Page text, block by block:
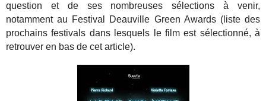
question et de ses nombreuses sélections à venir,
notamment au Festival Deauville Green Awards (liste des
prochains festivals dans lesquels le film est sélectionné, à
retrouver en bas de cet article).